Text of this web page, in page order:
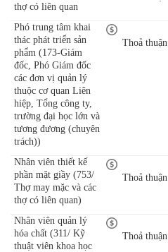
thợ có liên quan
Phó trung tâm khai
thác phát triển sản
phẩm (173-Giám
đốc, Phó Giám đốc
các đơn vị quản lý
thuộc cơ quan Liên
hiệp, Tổng công ty,
trường đại học lớn và
tương đương (chuyên
trách))
Thoả thuận
Nhân viên thiết kế
phần mặt giầy (753/
Thợ may mặc và các
thợ có liên quan)
Thoả thuận
Nhân viên quản lý
hóa chất (311/ Kỹ
thuật viên khoa học
Thoả thuận